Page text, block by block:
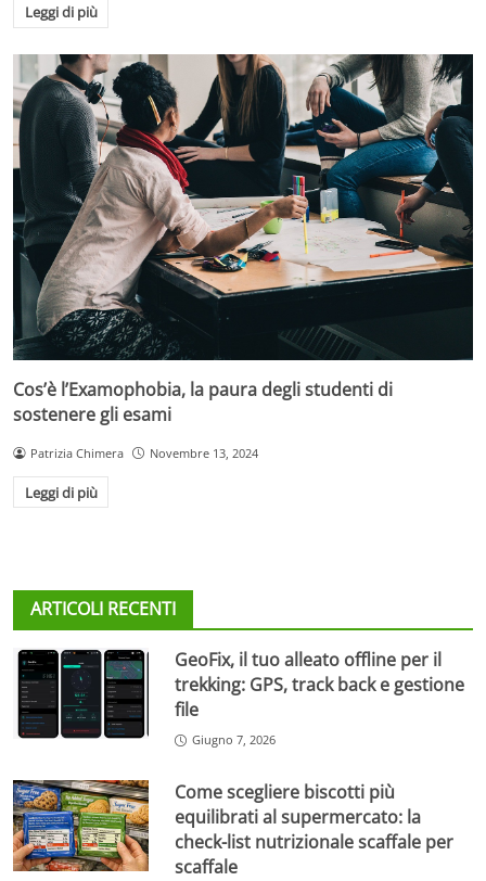
Leggi di più
Cos’è l’Examophobia, la paura degli studenti di
sostenere gli esami
Patrizia Chimera Novembre 13, 2024
Leggi di più
ARTICOLI RECENTI
GeoFix, il tuo alleato offline per il
trekking: GPS, track back e gestione
file
Giugno 7, 2026
Come scegliere biscotti più
equilibrati al supermercato: la
check-list nutrizionale scaffale per
scaffale